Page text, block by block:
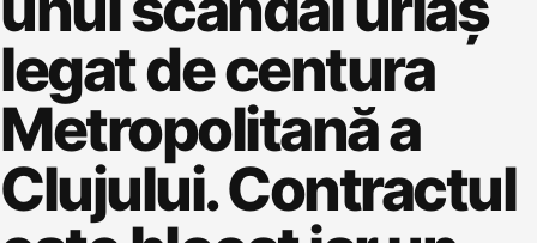
legat de centura
Metropolitană a
Clujului. Contractul